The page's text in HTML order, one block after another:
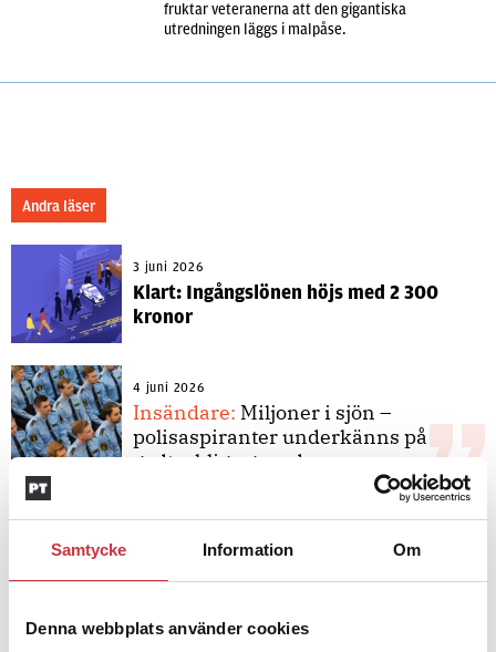
Samtycke Information Om
Denna webbplats använder cookies
fruktar veteranerna att den gigantiska
utredningen läggs i malpåse.
Andra läser
3 juni 2026
Klart: Ingångslönen höjs med 2 300
kronor
4 juni 2026
Insändare: Miljoner i sjön –
polisaspiranter underkänns på
godtyckliga grunder